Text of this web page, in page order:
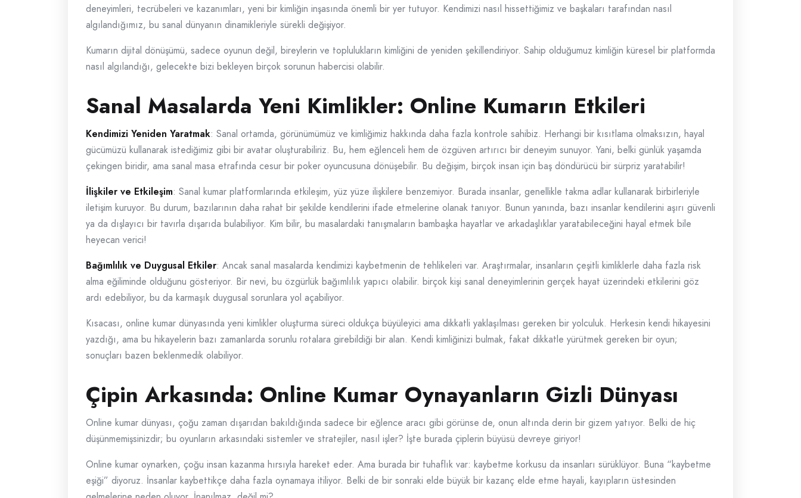
deneyimleri, tecrübeleri ve kazanımları, yeni bir kimliğin inşasında önemli bir yer tutuyor. Kendimizi nasıl hissettiğimiz ve başkaları tarafından nasıl
algılandığımız, bu sanal dünyanın dinamikleriyle sürekli değişiyor.
Kumarın dijital dönüşümü, sadece oyunun değil, bireylerin ve toplulukların kimliğini de yeniden şekillendiriyor. Sahip olduğumuz kimliğin küresel bir platformda
nasıl algılandığı, gelecekte bizi bekleyen birçok sorunun habercisi olabilir.
Sanal Masalarda Yeni Kimlikler: Online Kumarın Etkileri
Kendimizi Yeniden Yaratmak: Sanal ortamda, görünümümüz ve kimliğimiz hakkında daha fazla kontrole sahibiz. Herhangi bir kısıtlama olmaksızın, hayal
gücümüzü kullanarak istediğimiz gibi bir avatar oluşturabiliriz. Bu, hem eğlenceli hem de özgüven artırıcı bir deneyim sunuyor. Yani, belki günlük yaşamda
çekingen biridir, ama sanal masa etrafında cesur bir poker oyuncusuna dönüşebilir. Bu değişim, birçok insan için baş döndürücü bir sürpriz yaratabilir!
İlişkiler ve Etkileşim: Sanal kumar platformlarında etkileşim, yüz yüze ilişkilere benzemiyor. Burada insanlar, genellikle takma adlar kullanarak birbirleriyle
iletişim kuruyor. Bu durum, bazılarının daha rahat bir şekilde kendilerini ifade etmelerine olanak tanıyor. Bunun yanında, bazı insanlar kendilerini aşırı güvenli
ya da dışlayıcı bir tavırla dışarıda bulabiliyor. Kim bilir, bu masalardaki tanışmaların bambaşka hayatlar ve arkadaşlıklar yaratabileceğini hayal etmek bile
heyecan verici!
Bağımlılık ve Duygusal Etkiler: Ancak sanal masalarda kendimizi kaybetmenin de tehlikeleri var. Araştırmalar, insanların çeşitli kimliklerle daha fazla risk
alma eğiliminde olduğunu gösteriyor. Bir nevi, bu özgürlük bağımlılık yapıcı olabilir. birçok kişi sanal deneyimlerinin gerçek hayat üzerindeki etkilerini göz
ardı edebiliyor, bu da karmaşık duygusal sorunlara yol açabiliyor.
Kısacası, online kumar dünyasında yeni kimlikler oluşturma süreci oldukça büyüleyici ama dikkatli yaklaşılması gereken bir yolculuk. Herkesin kendi hikayesini
yazdığı, ama bu hikayelerin bazı zamanlarda sorunlu rotalara girebildiği bir alan. Kendi kimliğinizi bulmak, fakat dikkatle yürütmek gereken bir oyun;
sonuçları bazen beklenmedik olabiliyor.
Çipin Arkasında: Online Kumar Oynayanların Gizli Dünyası
Online kumar dünyası, çoğu zaman dışarıdan bakıldığında sadece bir eğlence aracı gibi görünse de, onun altında derin bir gizem yatıyor. Belki de hiç
düşünmemişsinizdir; bu oyunların arkasındaki sistemler ve stratejiler, nasıl işler? İşte burada çiplerin büyüsü devreye giriyor!
Online kumar oynarken, çoğu insan kazanma hırsıyla hareket eder. Ama burada bir tuhaflık var: kaybetme korkusu da insanları sürüklüyor. Buna “kaybetme
eşiği” diyoruz. İnsanlar kaybettikçe daha fazla oynamaya itiliyor. Belki de bir sonraki elde büyük bir kazanç elde etme hayali, kayıpların üstesinden